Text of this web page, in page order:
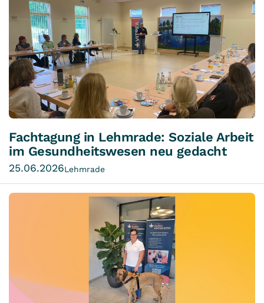
Fachtagung in Lehmrade: Soziale Arbeit
im Gesundheitswesen neu gedacht
25.06.2026Lehmrade